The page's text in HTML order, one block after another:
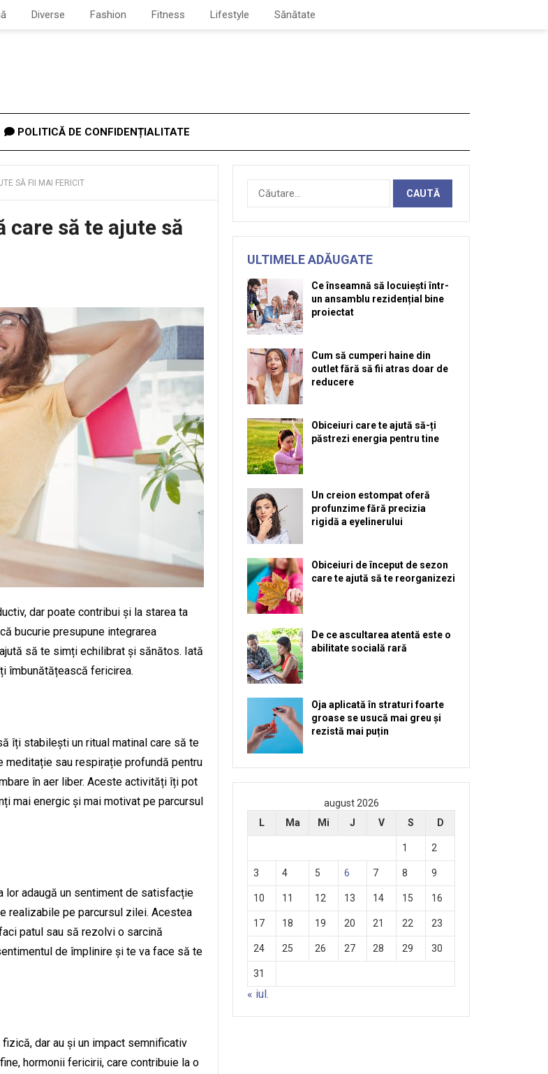
Diverse Fashion Fitness Lifestyle Sănătate
POLITICĂ DE CONFIDENȚIALITATE
SĂ FII MAI FERICIT
să te ajute să
dar poate contribui și la starea ta
bucurie presupune integrarea
să te simți echilibrat și sănătos. Iată
îmbunătățească fericirea.
îți stabilești un ritual matinal care să te
sau respirație profundă pentru
în aer liber. Aceste activități îți pot
mai energic și mai motivat pe parcursul
adaugă un sentiment de satisfacție
realizabile pe parcursul zilei. Acestea
patul sau să rezolvi o sarcină
de împlinire și te va face să te
dar au și un impact semnificativ
hormonii fericirii, care contribuie la o
Caută
după:
ULTIMELE ADĂUGATE
Ce înseamnă să locuiești într-
un ansamblu rezidențial bine
proiectat
Cum să cumperi haine din
outlet fără să fii atras doar de
reducere
Obiceiuri care te ajută să-ți
păstrezi energia pentru tine
Un creion estompat oferă
profunzime fără precizia
rigidă a eyelinerului
Obiceiuri de început de sezon
care te ajută să te reorganizezi
De ce ascultarea atentă este o
abilitate socială rară
Oja aplicată în straturi foarte
groase se usucă mai greu și
rezistă mai puțin
august 2026
L
Ma Mi J V S D
1 2
3 4 5 6 7 8 9
10 11 12 13 14 15 16
17 18 19 20 21 22 23
24 25 26 27 28 29 30
31
« iul.